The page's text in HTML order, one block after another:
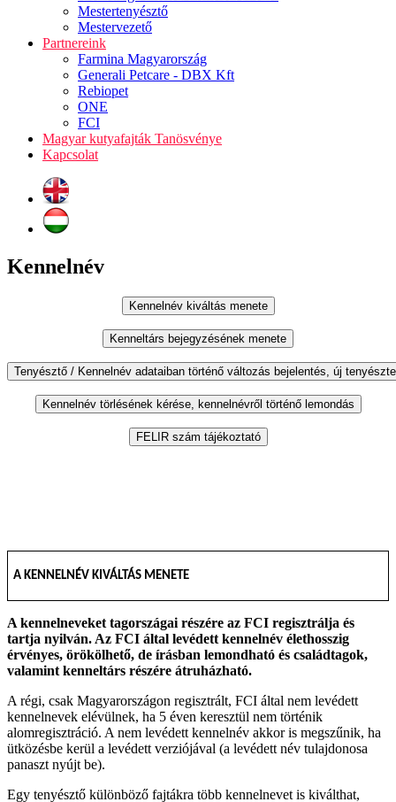
Mestertenyésztő
Mestervezető
Partnereink
Farmina Magyarország
Generali Petcare - DBX Kft
Rebiopet
ONE
FCI
Magyar kutyafajták Tanösvénye
Kapcsolat
Kennelnév
A KENNELNÉV KIVÁLTÁS MENETE
A kennelneveket tagországai részére az FCI regisztrálja és
tartja nyilván. Az FCI által levédett kennelnév élethosszig
érvényes, örökölhető, de írásban lemondható és családtagok,
valamint kenneltárs részére átruházható.
A régi, csak Magyarországon regisztrált, FCI által nem levédett
kennelnevek elévülnek, ha 5 éven keresztül nem történik
alomregisztráció. A nem levédett kennelnév akkor is megszűnik, ha
ütközésbe kerül a levédett verziójával (a levédett név tulajdonosa
panaszt nyújt be).
Egy tenyésztő különböző fajtákra több kennelnevet is kiválthat,